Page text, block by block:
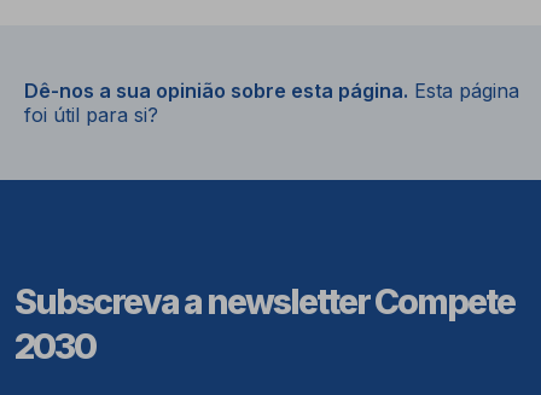
Dê-nos a sua opinião sobre esta página. Esta página
foi útil para si?
Subscreva a newsletter Compete
2030